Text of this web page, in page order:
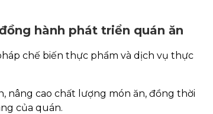
hành phát triển quán ăn
chế biến thực phẩm và dịch vụ thực
nâng cao chất lượng món ăn, đồng thời
của quán.